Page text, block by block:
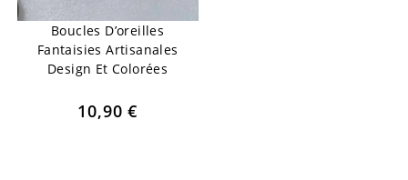
Boucles D’oreilles
Fantaisies Artisanales
Design Et Colorées
10,90€